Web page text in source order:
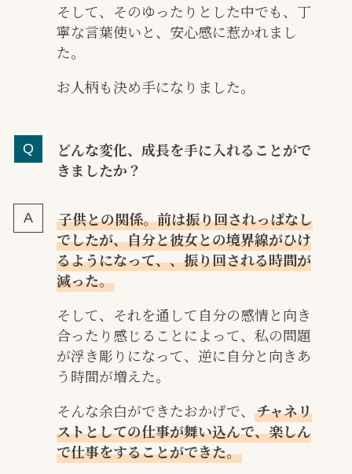
そして、そのゆったりとした中でも、丁
寧な言葉使いと、安心感に惹かれまし
た。
お人柄も決め手になりました。
どんな変化、成長を手に入れることがで
きましたか？
子供との関係。前は振り回されっぱなし
でしたが、自分と彼女との境界線がひけ
るようになって、、振り回される時間が
減った。
そして、それを通して自分の感情と向き
合ったり感じることによって、私の問題
が浮き彫りになって、逆に自分と向きあ
う時間が増えた。
そんな余白ができたおかげで、 チャネリ
ストとしての仕事が舞い込んで、楽しん
で仕事をすることができた。